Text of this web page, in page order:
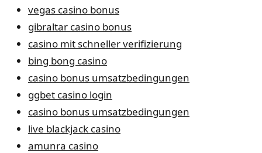
vegas casino bonus
gibraltar casino bonus
casino mit schneller verifizierung
bing bong casino
casino bonus umsatzbedingungen
ggbet casino login
casino bonus umsatzbedingungen
live blackjack casino
amunra casino